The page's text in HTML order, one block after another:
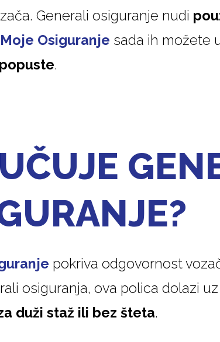
Generali osiguranje nudi
Moje Osiguranje sada ih možete
.
pokriva odgovornost
osiguranja, ova polica dolazi
duži staž ili bez šteta.